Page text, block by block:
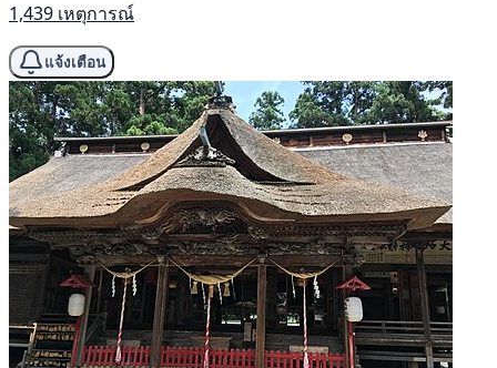
1,439 เหตุการณ์
แจ้งเตือน